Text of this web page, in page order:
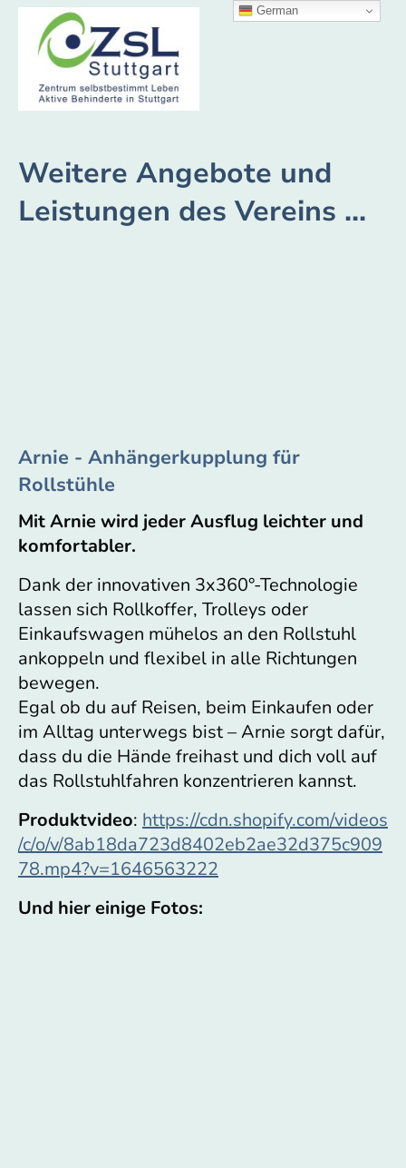
Weitere Angebote und
Leistungen des Vereins ...
Arnie - Anhängerkupplung für
Rollstühle
Mit Arnie wird jeder Ausflug leichter und
komfortabler.
Dank der innovativen 3x360°-Technologie
lassen sich Rollkoffer, Trolleys oder
Einkaufswagen mühelos an den Rollstuhl
ankoppeln und flexibel in alle Richtungen
bewegen.
Egal ob du auf Reisen, beim Einkaufen oder
im Alltag unterwegs bist – Arnie sorgt dafür,
dass du die Hände freihast und dich voll auf
das Rollstuhlfahren konzentrieren kannst.
Produktvideo: https://cdn.shopify.com/videos
/c/o/v/8ab18da723d8402eb2ae32d375c909
78.mp4?v=1646563222
Und hier einige Fotos:
German